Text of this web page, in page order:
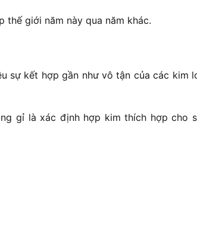
giới năm này qua năm khác.
sự kết hợp gần như vô tận của các kim
gỉ là xác định hợp kim thích hợp cho